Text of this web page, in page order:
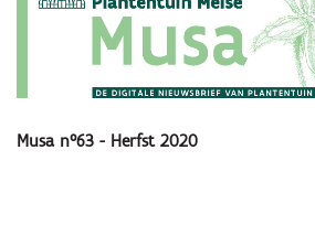
Musa n°63 - Herfst 2020